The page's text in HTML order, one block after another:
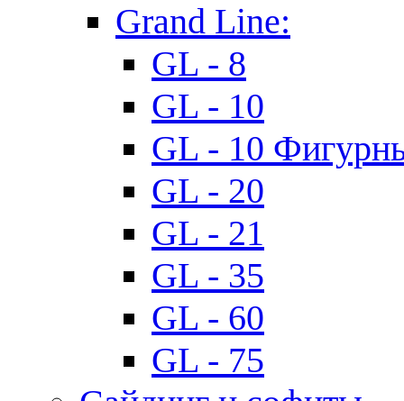
Grand Line:
GL - 8
GL - 10
GL - 10
GL - 20
GL - 21
GL - 35
GL - 60
GL - 75